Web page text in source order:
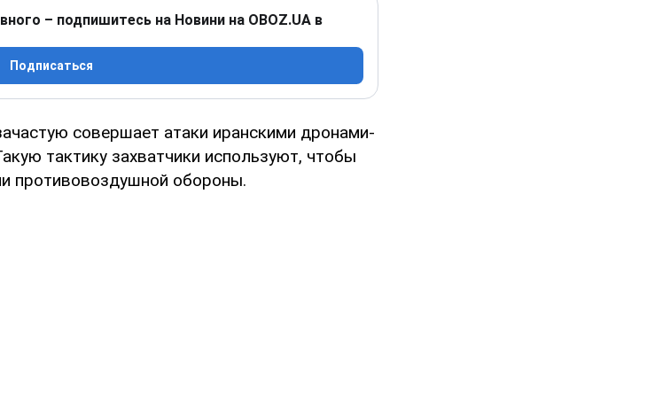
– подпишитесь на Новини на OBOZ.UA в
Подписаться
совершает атаки иранскими дронами-
тактику захватчики используют, чтобы
противовоздушной обороны.